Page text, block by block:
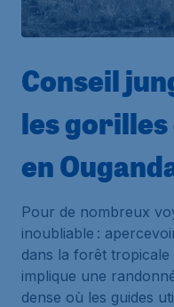
Conseil
les gorilles
en
Pour de nombreux
inoubliable :
dans la forêt tropicale
implique une
dense où les guides